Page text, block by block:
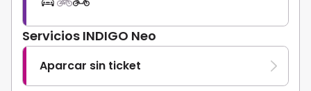
Servicios INDIGO Neo
Aparcar sin ticket